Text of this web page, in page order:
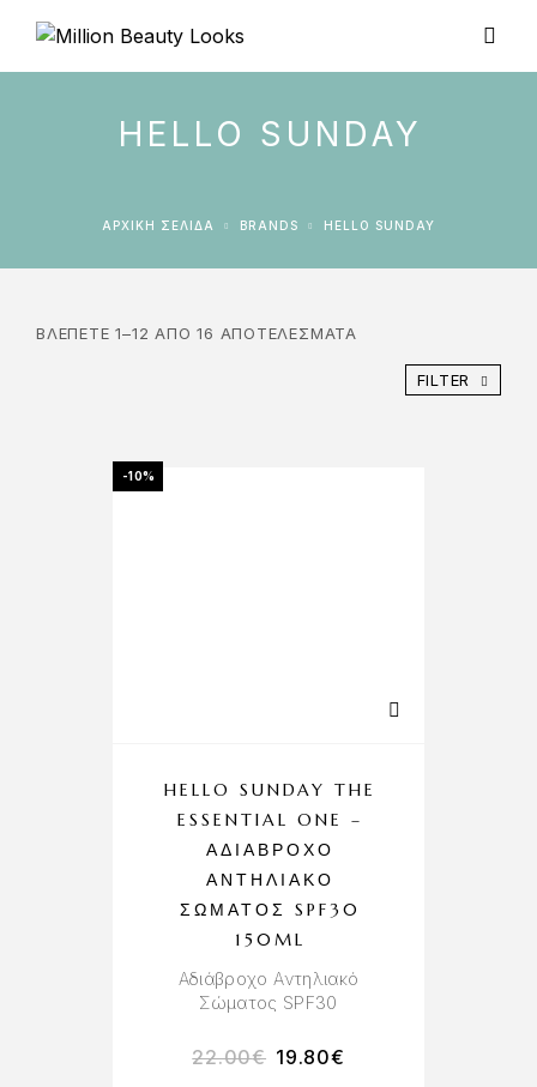
HELLO SUNDAY
ΑΡΧΙΚΉ ΣΕΛΊΔΑ BRANDS HELLO SUNDAY
ΒΛΈΠΕΤΕ 1–12 ΑΠΌ 16 ΑΠΟΤΕΛΈΣΜΑΤΑ
FILTER
-10%
HELLO SUNDAY THE
ESSENTIAL ONE –
ΑΔΙΆΒΡΟΧΟ
ΑΝΤΗΛΙΑΚΌ
ΣΏΜΑΤΟΣ SPF30
150ML
Αδιάβροχο Αντηλιακό
Σώματος SPF30
22.00€ 19.80€